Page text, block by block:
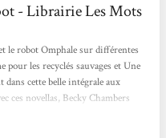
- Librairie Les Mots
le robot Omphale sur différentes
pour les recyclés sauvages et Une
cette belle intégrale aux
ces novellas, Becky Chambers
ou organique) et ce dont nous